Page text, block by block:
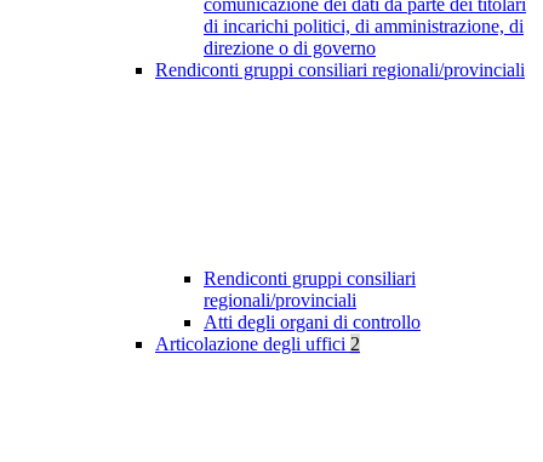
comunicazione dei dati da parte dei titolari
di incarichi politici, di amministrazione, di
direzione o di governo
Rendiconti gruppi consiliari regionali/provinciali
Rendiconti gruppi consiliari
regionali/provinciali
Atti degli organi di controllo
Articolazione degli uffici 2